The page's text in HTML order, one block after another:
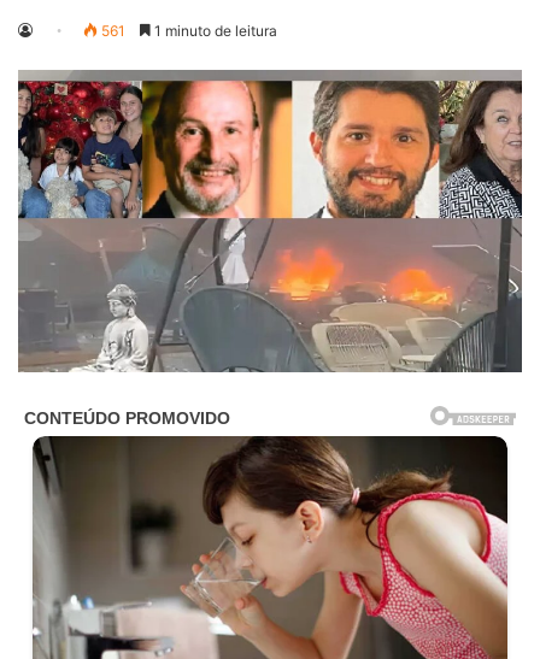
561 1 minuto de leitura